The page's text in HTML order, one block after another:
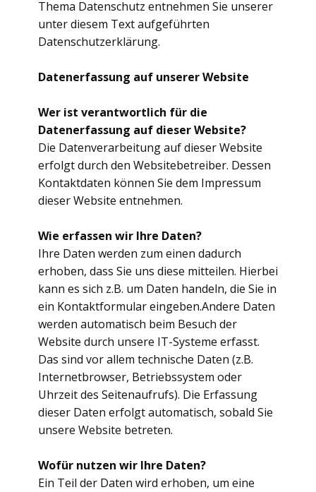
Thema Datenschutz entnehmen Sie unserer
unter diesem Text aufgeführten
Datenschutzerklärung.
Datenerfassung auf unserer Website
Wer ist verantwortlich für die
Datenerfassung auf dieser Website?
Die Datenverarbeitung auf dieser Website
erfolgt durch den Websitebetreiber. Dessen
Kontaktdaten können Sie dem Impressum
dieser Website entnehmen.
Wie erfassen wir Ihre Daten?
Ihre Daten werden zum einen dadurch
erhoben, dass Sie uns diese mitteilen. Hierbei
kann es sich z.B. um Daten handeln, die Sie in
ein Kontaktformular eingeben.Andere Daten
werden automatisch beim Besuch der
Website durch unsere IT-Systeme erfasst.
Das sind vor allem technische Daten (z.B.
Internetbrowser, Betriebssystem oder
Uhrzeit des Seitenaufrufs). Die Erfassung
dieser Daten erfolgt automatisch, sobald Sie
unsere Website betreten.
Wofür nutzen wir Ihre Daten?
Ein Teil der Daten wird erhoben, um eine